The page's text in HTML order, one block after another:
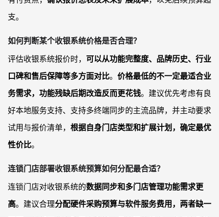
支。
如何判断某个收银系统价格是否合理？
评估收银系统报价时， 可以从功能完整度、品牌历史、行业
口碑和售后保障等多方面对比。 价格最低的不一定最适合业
务需求，功能残缺后期改造反而更花钱。建议优先考虑有良
好本地服务支持、支持多终端同步的主流品牌，并主动要求
试用与报价清单， 根据自身门店类型和扩展计划，确定最优
性价比。
连锁门店部署收银系统预算如何分配最合适？
连锁门店对收银系统的数据同步和多门店管理功能需求更
高。建议合理分配硬件采购预算与软件服务费用，两者缺一